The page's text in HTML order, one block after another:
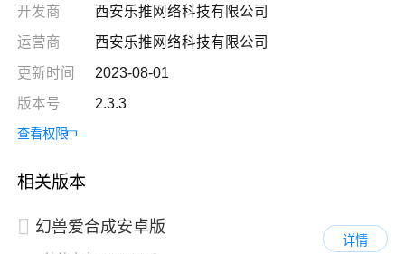
开发商
西安乐推网络科技有限公司
运营商
西安乐推网络科技有限公司
更新时间
2023-08-01
版本号
2.3.3
查看权限
相关版本
幻兽爱合成安卓版
详情